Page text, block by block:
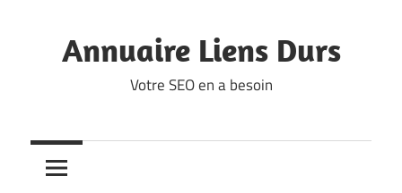
contentAnnuaire Liens Durs
Votre SEO en a besoin